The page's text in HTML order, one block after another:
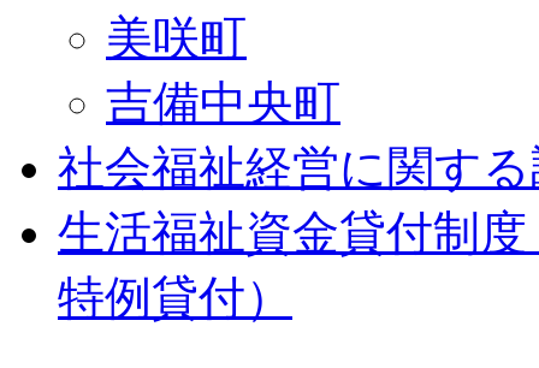
美咲町
吉備中央町
社会福祉経営に関す
生活福祉資金貸付制
特例貸付）